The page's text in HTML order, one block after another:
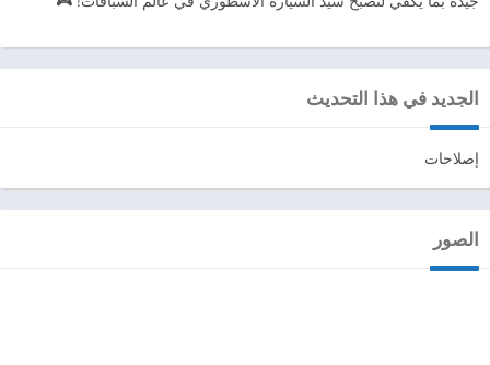
الجديد في هذا التحديث
إصلاحات
الصور